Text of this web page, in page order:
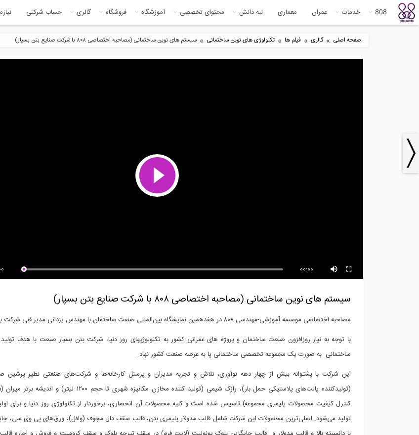
808 خدمات عمران معماری لبه دانش محتوای تخصصی آموزشگاه فروشگاه گالری حساب شرکتی
صفحه اصلی » گالری » فیلم ها » تکنولوژی های نوین ساختمانی » سیستم های نوین ساختمانی (مصاحبه اختصاصی ۸۰۸ با شرکت صنایع بتن بسپار)
00:00
سیستم های نوین ساختمانی (مصاحبه اختصاصی ۸۰۸ با شرکت صنایع بتن بسپار)
مصاحبه اختصاصی موسسه آموزشی-مهندسی ۸۰۸ در هفدهمین نمایشگاه بین‌المللی صنعت ساختمان با مهندس یزدانی مدیر فنی شرکت بتن بسپار
با توجه به نیاز روزافزون صنعت ساختمان و پروژه های عمرانی کشور به تکنولوژیهای روز دنیا، شرکت بتن بسپار صنعت با هدف
ساختمانی به صورت یک مجموعه تخصصی ساختمانی پا به عرصه صنعت کشور نهاد.
این شرکت با پشتوانه بیش از چهار دهه نوآوری، تلاش و تجربه مدیران و پرسنل کارخانه‌ها و شرکت‌های صنعتی نظیر پرشین
(تولیدکننده پالت‌های پلاستیکی حمل بار)، رازک شیمی (تولید کننده مخازن مکانیزه شهری
کنترل کیفیت محصولات پلیمری مجموعه) تاسیس شده است و کلیه محصولات آن انحصاری، برخوردار از تکنولوژی روز دنیا و برای
تولید می‌شود. اصلی‌ترین محصولات این شرکت شامل قالب مدولار پلیمری بتن، قالب سقف دال مجوف (وافل)، ورق‌های پی وی سی،